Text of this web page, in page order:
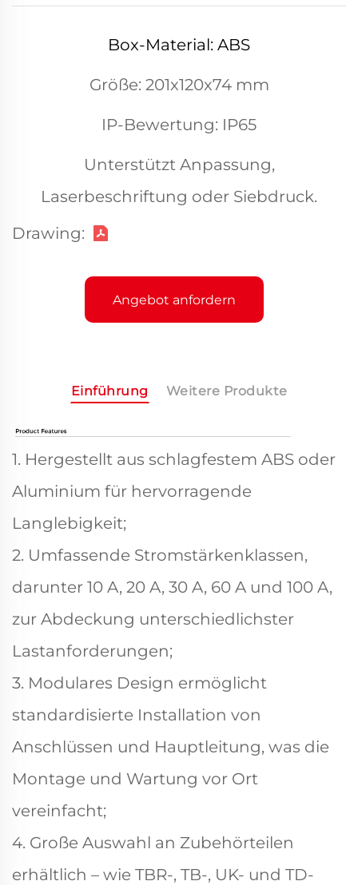
Box-Material: ABS
Größe: 201x120x74 mm
IP-Bewertung: IP65
Unterstützt Anpassung,
Laserbeschriftung oder Siebdruck.
Drawing:
Angebot anfordern
Einführung Weitere Produkte
1. Hergestellt aus schlagfestem ABS oder
Aluminium für hervorragende
Langlebigkeit;
2. Umfassende Stromstärkenklassen,
darunter 10 A, 20 A, 30 A, 60 A und 100 A,
zur Abdeckung unterschiedlichster
Lastanforderungen;
3. Modulares Design ermöglicht
standardisierte Installation von
Anschlüssen und Hauptleitung, was die
Montage und Wartung vor Ort
vereinfacht;
4. Große Auswahl an Zubehörteilen
erhältlich – wie TBR-, TB-, UK- und TD-